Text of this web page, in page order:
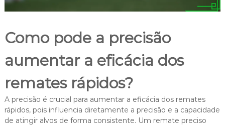
Como pode a precisão
aumentar a eficácia dos
remates rápidos?
A precisão é crucial para aumentar a eficácia dos remates
rápidos, pois influencia diretamente a precisão e a capacidade
de atingir alvos de forma consistente. Um remate preciso